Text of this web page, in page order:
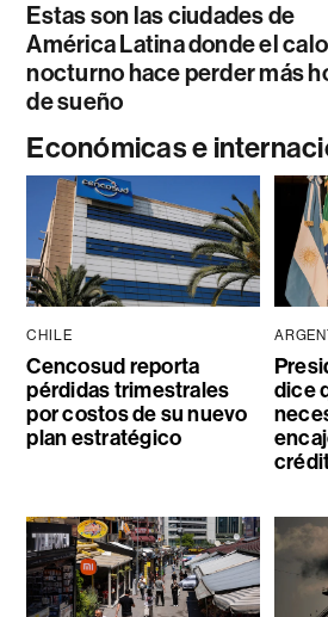
Estas son las ciudades de
América Latina donde el
nocturno hace perder más
de sueño
Económicas e
CHILE
Cencosud reporta
pérdidas trimestrales
por costos de su nuevo
plan estratégico
dice